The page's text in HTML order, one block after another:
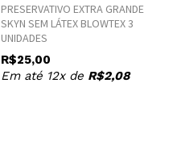
PRESERVATIVO EXTRA GRANDE
SKYN SEM LÁTEX BLOWTEX 3
UNIDADES
R$25,00
Em até 12x de R$2,08